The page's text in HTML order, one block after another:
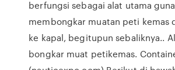
berfungsi sebagai alat utama guna
membongkar muatan peti kemas
ke kapal, begitupun sebaliknya..
bongkar muat petikemas.